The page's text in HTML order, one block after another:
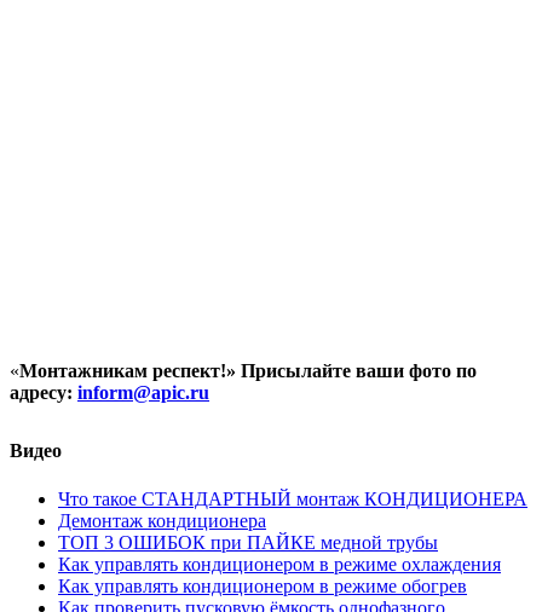
«Монтажникам респект!» Присылайте ваши фото по
адресу: inform@apic.ru
Видео
Что такое СТАНДАРТНЫЙ монтаж КОНДИЦИОНЕРА
Демонтаж кондиционера
ТОП 3 ОШИБОК при ПАЙКЕ медной трубы
Как управлять кондиционером в режиме охлаждения
Как управлять кондиционером в режиме обогрев
Как проверить пусковую ёмкость однофазного